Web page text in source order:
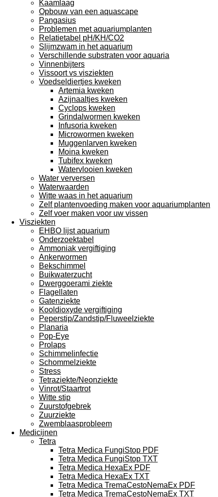
Kaamlaag
Opbouw van een aquascape
Pangasius
Problemen met aquariumplanten
Relatietabel pH/KH/CO2
Slijmzwam in het aquarium
Verschillende substraten voor aquaria
Vinnenbijters
Vissoort vs visziekten
Voedseldiertjes kweken
Artemia kweken
Azijnaaltjes kweken
Cyclops kweken
Grindalwormen kweken
Infusoria kweken
Microwormen kweken
Muggenlarven kweken
Moina kweken
Tubifex kweken
Watervlooien kweken
Water verversen
Waterwaarden
Witte waas in het aquarium
Zelf plantenvoeding maken voor aquariumplanten
Zelf voer maken voor uw vissen
Visziekten
EHBO lijst aquarium
Onderzoektabel
Ammoniak vergiftiging
Ankerwormen
Bekschimmel
Buikwaterzucht
Dwerggoerami ziekte
Flagellaten
Gatenziekte
Kooldioxyde vergiftiging
Peperstip/Zandstip/Fluweelziekte
Planaria
Pop-Eye
Prolaps
Schimmelinfectie
Schommelziekte
Stress
Tetraziekte/Neonziekte
Vinrot/Staartrot
Witte stip
Zuurstofgebrek
Zuurziekte
Zwemblaasprobleem
Medicijnen
Tetra
Tetra Medica FungiStop PDF
Tetra Medica FungiStop TXT
Tetra Medica HexaEx PDF
Tetra Medica HexaEx TXT
Tetra Medica TremaCestoNemaEx PDF
Tetra Medica TremaCestoNemaEx TXT